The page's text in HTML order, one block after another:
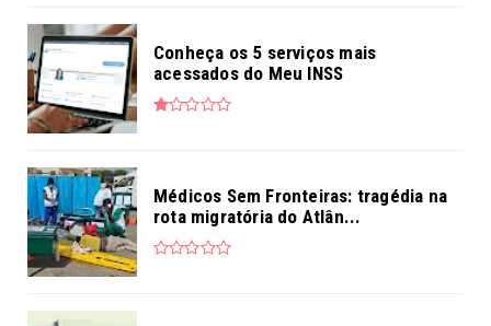
Conheça os 5 serviços mais
acessados do Meu INSS
Médicos Sem Fronteiras: tragédia na
rota migratória do Atlân...